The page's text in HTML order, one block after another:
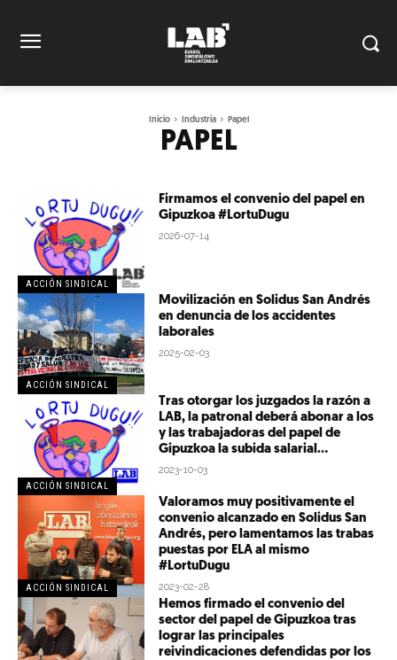
Inicio Industria Papel
PAPEL
ACCIÓN SINDICAL
Firmamos el convenio del papel en
Gipuzkoa #LortuDugu
2026-07-14
ACCIÓN SINDICAL
Movilización en Solidus San Andrés
en denuncia de los accidentes
laborales
2025-02-03
ACCIÓN SINDICAL
Tras otorgar los juzgados la razón a
LAB, la patronal deberá abonar a los
y las trabajadoras del papel de
Gipuzkoa la subida salarial...
2023-10-03
ACCIÓN SINDICAL
Valoramos muy positivamente el
convenio alcanzado en Solidus San
Andrés, pero lamentamos las trabas
puestas por ELA al mismo
#LortuDugu
2023-02-28
Hemos firmado el convenio del
sector del papel de Gipuzkoa tras
lograr las principales
reivindicaciones defendidas por los